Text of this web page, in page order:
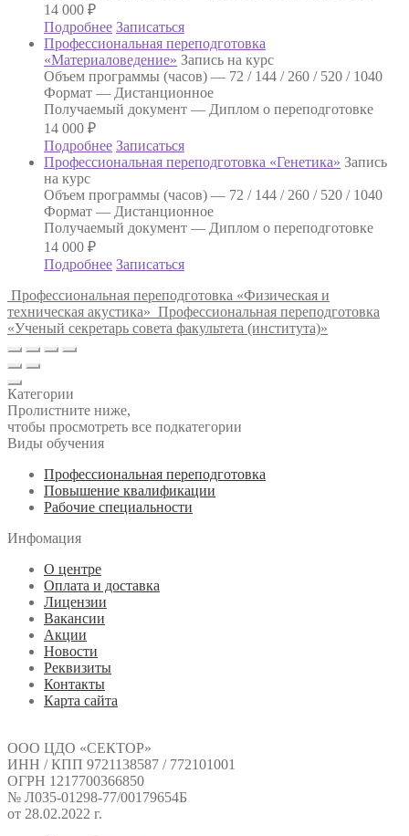
14 000 ₽
Подробнее Записаться
Профессиональная переподготовка
«Материаловедение» Запись на курс
Объем программы (часов) — 72 / 144 / 260 / 520 / 1040
Формат — Дистанционное
Получаемый документ — Диплом о переподготовке
14 000 ₽
Подробнее Записаться
Профессиональная переподготовка «Генетика» Запись
на курс
Объем программы (часов) — 72 / 144 / 260 / 520 / 1040
Формат — Дистанционное
Получаемый документ — Диплом о переподготовке
14 000 ₽
Подробнее Записаться
Профессиональная переподготовка «Физическая и
техническая акустика» Профессиональная переподготовка
«Ученый секретарь совета факультета (института)»
Категории
Пролистните ниже,
чтобы просмотреть все подкатегории
Виды обучения
Профессиональная переподготовка
Повышение квалификации
Рабочие специальности
Инфомация
О центре
Оплата и доставка
Лицензии
Вакансии
Акции
Новости
Реквизиты
Контакты
Карта сайта
ООО ЦДО «СЕКТОР»
ИНН / КПП 9721138587 / 772101001
ОГРН 1217700366850
№ Л035-01298-77/00179654Б
от 28.02.2022 г.